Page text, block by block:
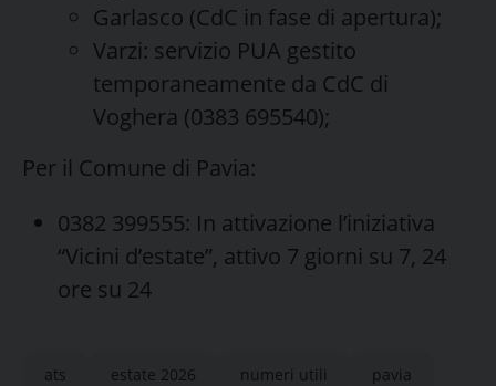
Garlasco (CdC in fase di apertura);
Varzi: servizio PUA gestito
temporaneamente da CdC di
Voghera (0383 695540);
Per il Comune di Pavia:
0382 399555: In attivazione l’iniziativa
“Vicini d’estate”, attivo 7 giorni su 7, 24
ore su 24
ats estate 2026 numeri utili pavia